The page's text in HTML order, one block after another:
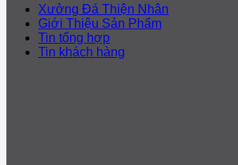
Xưởng Đá Thiện Nhân
Giới Thiệu Sản Phẩm
Tin tổng hợp
Tin khách hàng